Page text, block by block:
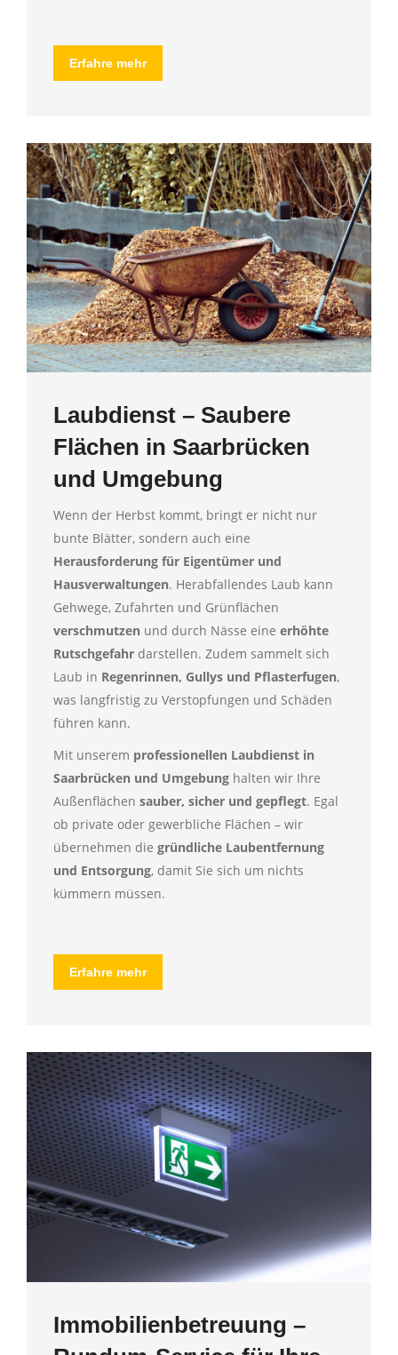
Erfahre mehr
Laubdienst – Saubere
Flächen in Saarbrücken
und Umgebung
Wenn der Herbst kommt, bringt er nicht nur
bunte Blätter, sondern auch eine
Herausforderung für Eigentümer und
Hausverwaltungen. Herabfallendes Laub kann
Gehwege, Zufahrten und Grünflächen
verschmutzen und durch Nässe eine erhöhte
Rutschgefahr darstellen. Zudem sammelt sich
Laub in Regenrinnen, Gullys und Pflasterfugen,
was langfristig zu Verstopfungen und Schäden
führen kann.
Mit unserem professionellen Laubdienst in
Saarbrücken und Umgebung halten wir Ihre
Außenflächen sauber, sicher und gepflegt. Egal
ob private oder gewerbliche Flächen – wir
übernehmen die gründliche Laubentfernung
und Entsorgung, damit Sie sich um nichts
kümmern müssen.
Erfahre mehr
Immobilienbetreuung –